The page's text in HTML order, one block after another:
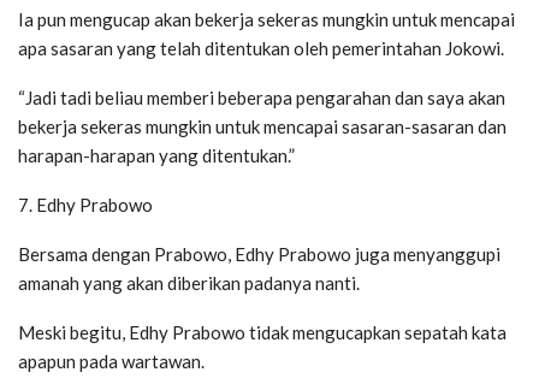
Ia pun mengucap akan bekerja sekeras mungkin untuk mencapai
apa sasaran yang telah ditentukan oleh pemerintahan Jokowi.
“Jadi tadi beliau memberi beberapa pengarahan dan saya akan
bekerja sekeras mungkin untuk mencapai sasaran-sasaran dan
harapan-harapan yang ditentukan.”
7. Edhy Prabowo
Bersama dengan Prabowo, Edhy Prabowo juga menyanggupi
amanah yang akan diberikan padanya nanti.
Meski begitu, Edhy Prabowo tidak mengucapkan sepatah kata
apapun pada wartawan.